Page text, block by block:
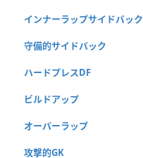
インナーラップサイドバック
守備的サイドバック
ハードプレスDF
ビルドアップ
オーバーラップ
攻撃的GK